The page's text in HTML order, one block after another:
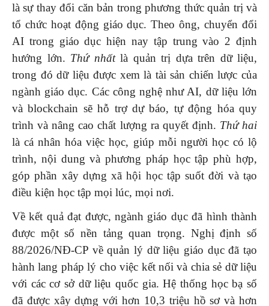
là sự thay đổi căn bản trong phương thức quản trị và
tổ chức hoạt động giáo dục. Theo ông, chuyển đổi
AI trong giáo dục hiện nay tập trung vào 2 định
hướng lớn. Thứ nhấtlà quản trị dựa trên dữ liệu,
trong đó dữ liệu được xem là tài sản chiến lược của
ngành giáo dục. Các công nghệ như AI, dữ liệu lớn
và blockchain sẽ hỗ trợ dự báo, tự động hóa quy
trình và nâng cao chất lượng ra quyết định. Thứ hai
là cá nhân hóa việc học, giúp mỗi người học có lộ
trình, nội dung và phương pháp học tập phù hợp,
góp phần xây dựng xã hội học tập suốt đời và tạo
điều kiện học tập mọi lúc, mọi nơi.
Về kết quả đạt được, ngành giáo dục đã hình thành
được một số nền tảng quan trọng. Nghị định số
88/2026/NĐ-CP về quản lý dữ liệu giáo dục đã tạo
hành lang pháp lý cho việc kết nối và chia sẻ dữ liệu
với các cơ sở dữ liệu quốc gia. Hệ thống học bạ số
đã được xây dựng với hơn 10,3 triệu hồ sơ và hơn